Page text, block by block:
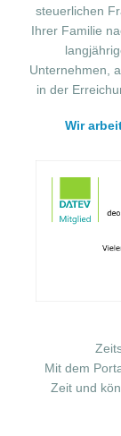
steuerlichen
Ihrer Familie
Unternehmen,
in der
Wir
Mit dem
Zeit und